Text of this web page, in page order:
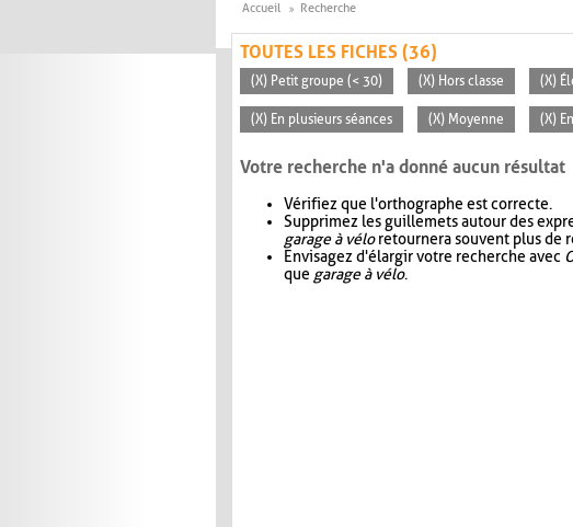
Accueil Recherche
TOUTES LES FICHES (36)
(X) Petit groupe (< 30) (X) Hors classe (X)
(X) En plusieurs séances (X) Moyenne (X)
Votre recherche n'a donné aucun résultat
Vérifiez que l'orthographe est correcte.
Supprimez les guillemets autour des
garage à véloretournera souvent plus de
Envisagez d'élargir votre recherche avec
que garage à vélo.